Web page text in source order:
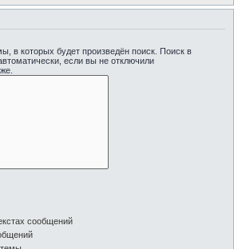
в которых будет произведён поиск. Поиск в
если вы не отключили
сообщений